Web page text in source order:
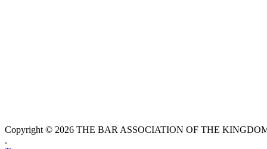
Copyright © 2026 THE BAR ASSOCIATION OF THE
.